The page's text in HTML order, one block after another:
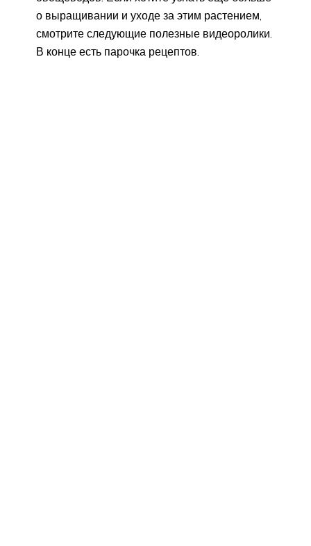
о выращивании и уходе за этим растением,
смотрите следующие полезные видеоролики.
В конце есть парочка рецептов.